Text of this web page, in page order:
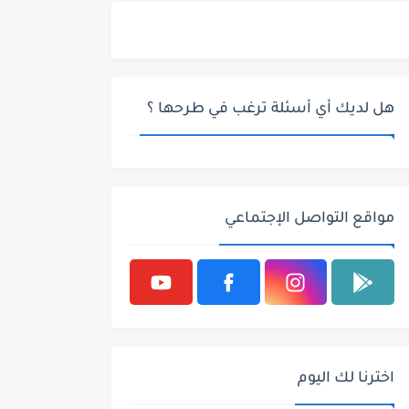
هل لديك أي أسئلة ترغب في طرحها ؟
مواقع التواصل الإجتماعي
اخترنا لك اليوم